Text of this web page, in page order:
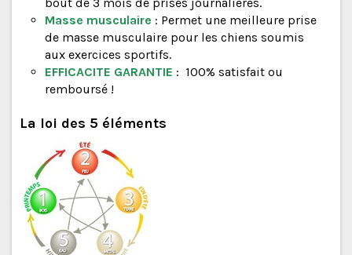
Masse musculaire : Permet une meilleure prise
de masse musculaire pour les chiens soumis
aux exercices sportifs.
EFFICACITE GARANTIE : 100% satisfait ou
remboursé !
La loi des 5 éléments